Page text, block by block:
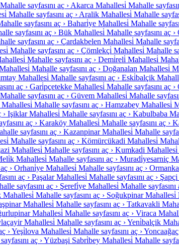
Mahalle sayfasını aç › Akarca Mahallesi̇ Mahalle
Mahalle sayfasını aç › Aralik Mahallesi̇ Mahalle
sayfasını aç › Bahari̇ye Mahallesi̇ Mahalle
sayfasını aç › Bük Mahallesi̇ Mahalle sayfasını aç ›
sayfasını aç › Çardakbelen Mahallesi̇ Mahalle
Mahalle sayfasını aç › Çömlekçi̇ Mahallesi̇ Mahalle
Mahalle sayfasını aç › Demi̇reli̇ Mahallesi̇
Mahalle sayfasını aç › Doğanalan Mahallesi̇
Mahallesi̇ Mahalle sayfasını aç › Eski̇balçik
aç › Gari̇pçetekke Mahallesi̇ Mahalle sayfasını aç ›
Mahalle sayfasını aç › Güvem Mahallesi̇ Mahalle
Mahalle sayfasını aç › Hamzabey Mahallesi̇
› Işiklar Mahallesi̇ Mahalle sayfasını aç › Kabulbaba
aç › Karaköy Mahallesi̇ Mahalle sayfasını aç ›
sayfasını aç › Kazanpinar Mahallesi̇ Mahalle
Mahalle sayfasını aç › Kömürcükadi Mahallesi̇
Mahallesi̇ Mahalle sayfasını aç › Kumkadi Mahallesi̇
Mahallesi̇ Mahalle sayfasını aç › Muradi̇yesarniç
› Orhani̇ye Mahallesi̇ Mahalle sayfasını aç ›
aç › Paşalar Mahallesi̇ Mahalle sayfasını aç ›
sayfasını aç › Şerefi̇ye Mahallesi̇ Mahalle sayfasını
Mahallesi̇ Mahalle sayfasını aç › Soğukpinar Mahallesi̇
Mahallesi̇ Mahalle sayfasını aç › Tatkavakli
Mahallesi̇ Mahalle sayfasını aç › Viraca
Mahallesi̇ Mahalle sayfasını aç ›Yeni̇balçik
›Yeşi̇lova Mahallesi̇ Mahalle sayfasını aç ›
aç ›Yüzbaşi Sabri̇bey Mahallesi̇ Mahalle